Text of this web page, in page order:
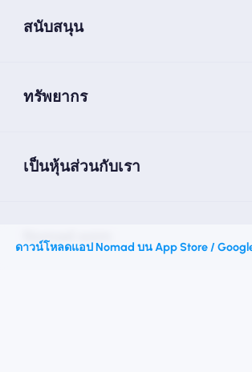
สนับสนุน
ทรัพยากร
เป็นหุ้นส่วนกับเรา
Nomad esim
ดาวน์โหลดแอป Nomad บน App Store /